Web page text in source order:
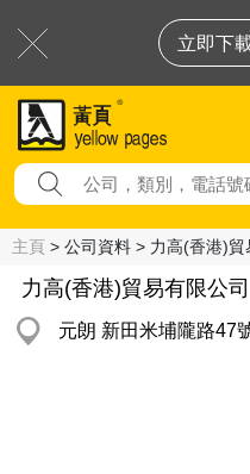
立即下
主頁 > 公司資料 > 力高(香港)貿
力高(香港)貿易有限公司
元朗 新田米埔隴路47